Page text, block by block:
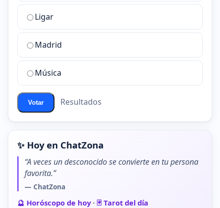
la
mejor
sala
chat
ChatZona?
Ligar
Madrid
Música
Votar Resultados
✨ Hoy en ChatZona
“A veces un desconocido se convierte en tu persona
favorita.”
— ChatZona
🔮 Horóscopo de hoy· 🃏 Tarot del día